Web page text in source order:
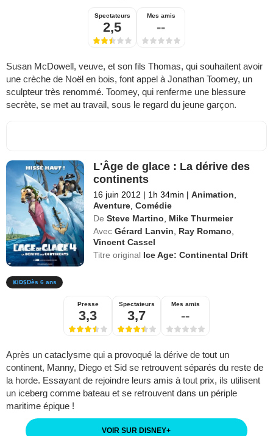
Spectateurs
2,5
Mes amis
--
Susan McDowell, veuve, et son fils Thomas, qui souhaitent avoir
une crèche de Noël en bois, font appel à Jonathan Toomey, un
sculpteur très renommé. Toomey, qui renferme une blessure
secrète, se met au travail, sous le regard du jeune garçon.
L'Âge de glace : La dérive des
continents
16 juin 2012 | 1h 34min | Animation
Aventure ,Comédie
De Steve Martino
Mike Thurmeier
Avec Gérard Lanvin Ray Romano
Vincent Cassel
Titre original Ice Age: Continental Drift
Dès 6 ans
Presse
3,3
Spectateurs
3,7
Mes amis
--
Après un cataclysme qui a provoqué la dérive de tout un
continent, Manny, Diego et Sid se retrouvent séparés du reste de
la horde. Essayant de rejoindre leurs amis à tout prix, ils utilisent
un iceberg comme bateau et se retrouvent dans un périple
maritime épique !
VOIR SUR DISNEY+